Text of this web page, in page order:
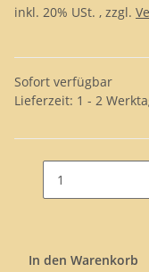
inkl. 20% USt. , zzgl.
Sofort verfügbar
Lieferzeit: 1 - 2
In den Warenkorb